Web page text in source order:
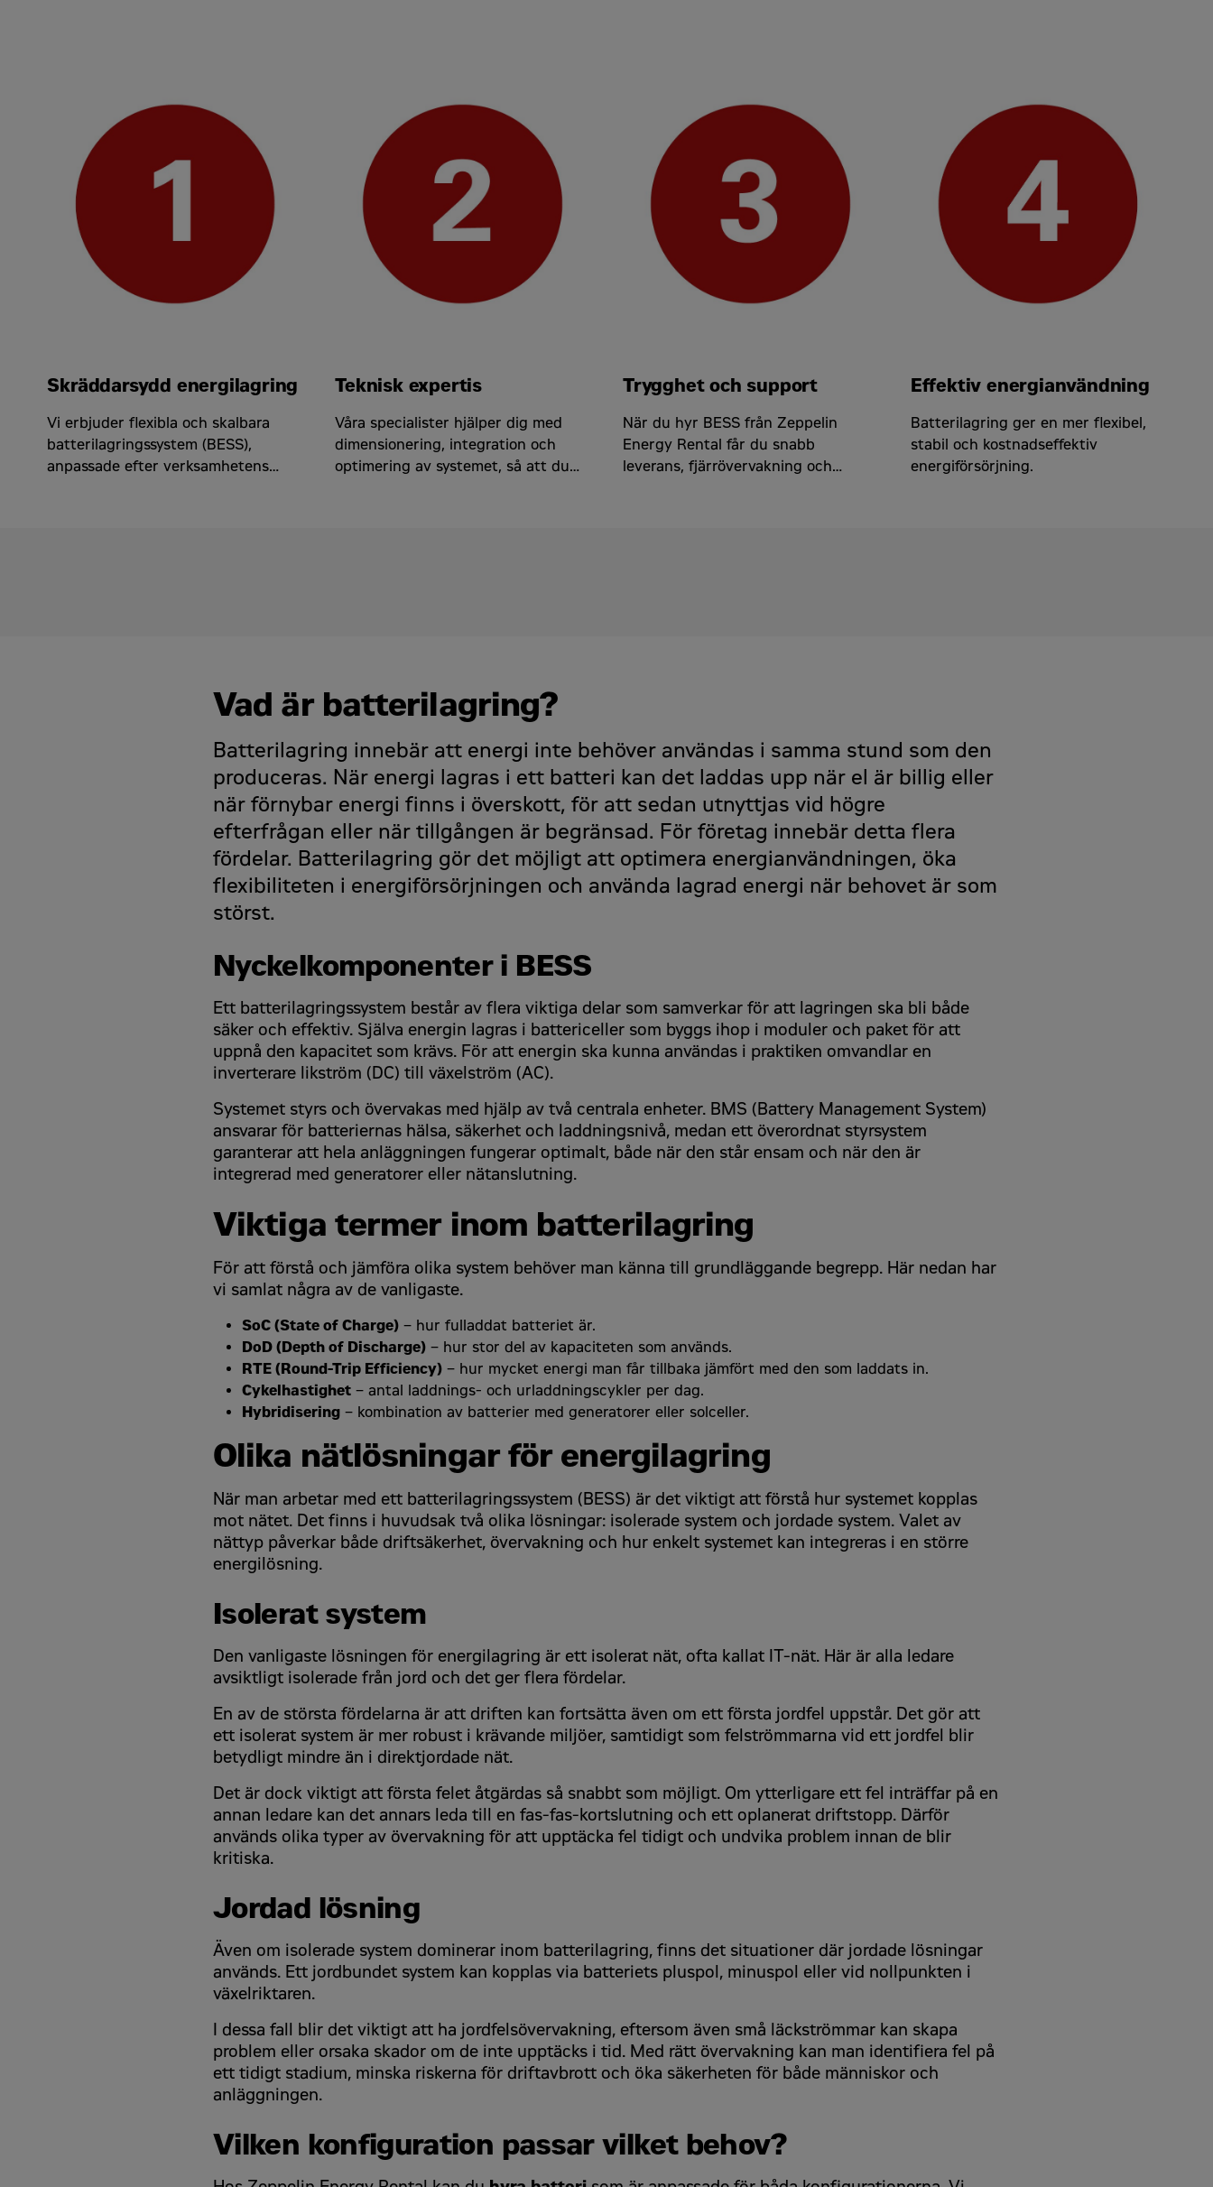
Vad vill du hyra?
Ja, jag accepterar*
Genom att klicka i rutan ovan godkänner du att dina uppgifter behandlas enligt vår integritetspolicy som du hittar
Kontakta mig
Skräddarsydd energilagring
Vi erbjuder flexibla och skalbara
batterilagringssystem (BESS),
anpassade efter verksamhetens
Teknisk expertis
Våra specialister hjälper dig med
dimensionering, integration och
optimering av systemet, så att du
Trygghet och support
När du hyr BESS från Zeppelin
Energy Rental får du snabb
leverans, fjärrövervakning och
Effektiv energianvändning
Batterilagring ger en mer flexibel,
stabil och kostnadseffektiv
energiförsörjning.
Vad är batterilagring?
Batterilagring innebär att energi inte behöver användas i samma stund som den
produceras. När energi lagras i ett batteri kan det laddas upp när el är billig eller
när förnybar energi finns i överskott, för att sedan utnyttjas vid högre
efterfrågan eller när tillgången är begränsad. För företag innebär detta flera
fördelar. Batterilagring gör det möjligt att optimera energianvändningen, öka
flexibiliteten i energiförsörjningen och använda lagrad energi när behovet är som
störst.
Nyckelkomponenter i BESS
Ett batterilagringssystem består av flera viktiga delar som samverkar för att lagringen ska bli både
säker och effektiv. Själva energin lagras i battericeller som byggs ihop i moduler och paket för att
uppnå den kapacitet som krävs. För att energin ska kunna användas i praktiken omvandlar en
inverterare likström (DC) till växelström (AC).
Systemet styrs och övervakas med hjälp av två centrala enheter. BMS (Battery Management System)
ansvarar för batteriernas hälsa, säkerhet och laddningsnivå, medan ett överordnat styrsystem
garanterar att hela anläggningen fungerar optimalt, både när den står ensam och när den är
integrerad med generatorer eller nätanslutning.
Viktiga termer inom batterilagring
För att förstå och jämföra olika system behöver man känna till grundläggande begrepp. Här nedan har
vi samlat några av de vanligaste.
SoC (State of Charge) – hur fulladdat batteriet är.
DoD (Depth of Discharge) – hur stor del av kapaciteten som används.
RTE (Round-Trip Efficiency) – hur mycket energi man får tillbaka jämfört med den som laddats in.
Cykelhastighet – antal laddnings- och urladdningscykler per dag.
Hybridisering – kombination av batterier med generatorer eller solceller.
Olika nätlösningar för energilagring
När man arbetar med ett batterilagringssystem (BESS) är det viktigt att förstå hur systemet kopplas
mot nätet. Det finns i huvudsak två olika lösningar: isolerade system och jordade system. Valet av
nättyp påverkar både driftsäkerhet, övervakning och hur enkelt systemet kan integreras i en större
energilösning.
Isolerat system
Den vanligaste lösningen för energilagring är ett isolerat nät, ofta kallat IT-nät. Här är alla ledare
avsiktligt isolerade från jord och det ger flera fördelar.
En av de största fördelarna är att driften kan fortsätta även om ett första jordfel uppstår. Det gör att
ett isolerat system är mer robust i krävande miljöer, samtidigt som felströmmarna vid ett jordfel blir
betydligt mindre än i direktjordade nät.
Det är dock viktigt att första felet åtgärdas så snabbt som möjligt. Om ytterligare ett fel inträffar på en
annan ledare kan det annars leda till en fas-fas-kortslutning och ett oplanerat driftstopp. Därför
används olika typer av övervakning för att upptäcka fel tidigt och undvika problem innan de blir
kritiska.
Jordad lösning
Även om isolerade system dominerar inom batterilagring, finns det situationer där jordade lösningar
används. Ett jordbundet system kan kopplas via batteriets pluspol, minuspol eller vid nollpunkten i
växelriktaren.
I dessa fall blir det viktigt att ha jordfelsövervakning, eftersom även små läckströmmar kan skapa
problem eller orsaka skador om de inte upptäcks i tid. Med rätt övervakning kan man identifiera fel på
ett tidigt stadium, minska riskerna för driftavbrott och öka säkerheten för både människor och
anläggningen.
Vilken konfiguration passar vilket behov?
*
*
Jobbmobil
Vad vill du hyra?
Ja, jag accepterar
reCAPTCHA is required.
Kontakta mig